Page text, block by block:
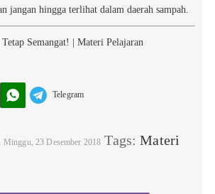
jangan hingga terlihat dalam daerah sampah.
Tetap Semangat! Materi Pelajaran
Telegram
Minggu, 23 Desember 2018 Tags:Materi